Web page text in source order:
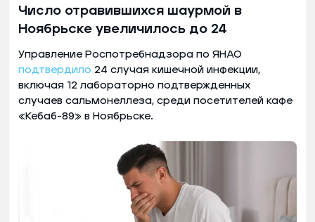
Число отравившихся шаурмой в
Ноябрьске увеличилось до 24
Управление Роспотребнадзора по ЯНАО
подтвердило 24 случая кишечной инфекции,
включая 12 лабораторно подтвержденных
случаев сальмонеллеза, среди посетителей кафе
«Кебаб-89» в Ноябрьске.